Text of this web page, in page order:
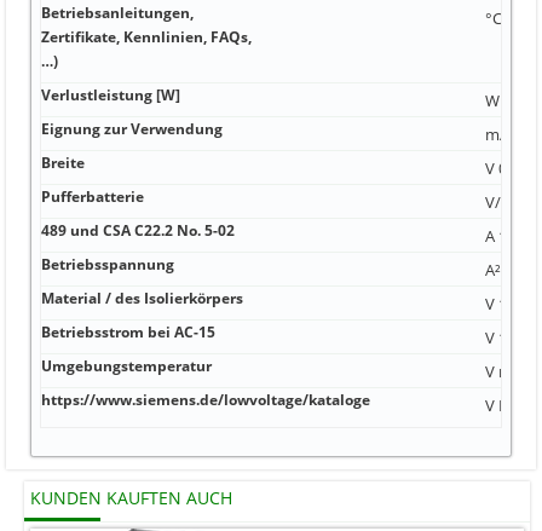
Betriebsanleitungen,
Zertifikate, Kennlinien, FAQs,
…)
°C 630
Verlustleistung [W] W 0
Eignung zur Verwendung mA
Breite V 0
Pufferbatterie V/µs
489 und CSA C22.2 No. 5-02 A 10 A
Betriebsspannung A²·s
Material / des Isolierkörpers V 10 A A
Betriebsstrom bei AC-15 V 10 A A
Umgebungstemperatur V m
https://www.siemens.de/lowvoltage/kataloge V Nein
KUNDEN KAUFTEN AUCH